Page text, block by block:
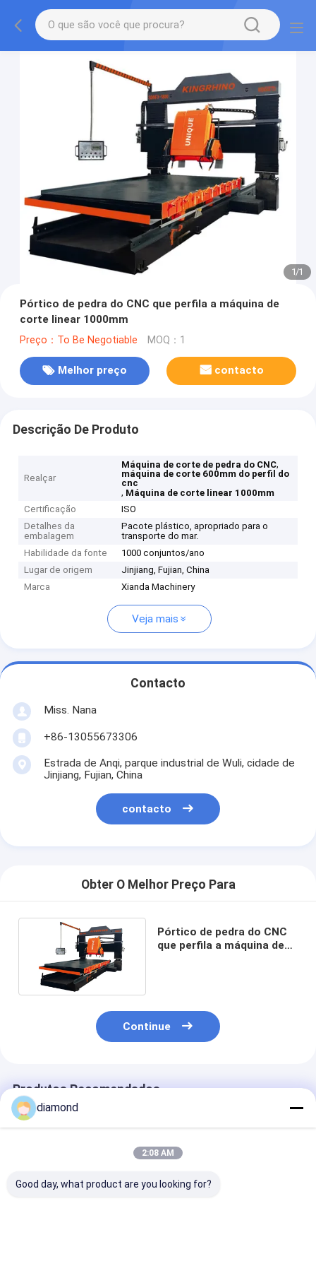
1/1
Pórtico de pedra do CNC que perfila a máquina de
corte linear 1000mm
Preço：To Be Negotiable MOQ：1
Melhor preço contacto
Descrição De Produto
Realçar
Máquina de corte de pedra do CNC,
máquina de corte 600mm do perfil do
cnc
, Máquina de corte linear 1000mm
Certificação
ISO
Detalhes da
embalagem
Pacote plástico, apropriado para o
transporte do mar.
Habilidade da fonte
1000 conjuntos/ano
Lugar de origem
Jinjiang, Fujian, China
Marca
Xianda Machinery
Veja mais
Contacto
Miss. Nana
+86-13055673306
Estrada de Anqi, parque industrial de Wuli, cidade de
Jinjiang, Fujian, China
contacto
Obter O Melhor Preço Para
Pórtico de pedra do CNC
que perfila a máquina de
Continue
Produtos Recomendados
diamond
2:08 AM
Good day, what product are you looking for?